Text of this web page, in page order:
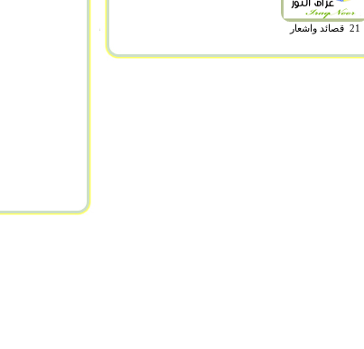
21 قصائد واشعار